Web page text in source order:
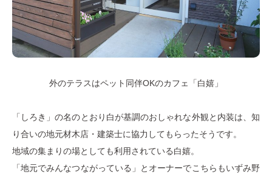
外のテラスはペット同伴OKのカフェ「白嬉」
「しろき」の名のとおり白が基調のおしゃれな外観と内装は、知
り合いの地元材木店・建築士に協力してもらったそうです。
地域の集まりの場としても利用されている白嬉。
「地元でみんなつながっている」とオーナーでこちらもいずみ野